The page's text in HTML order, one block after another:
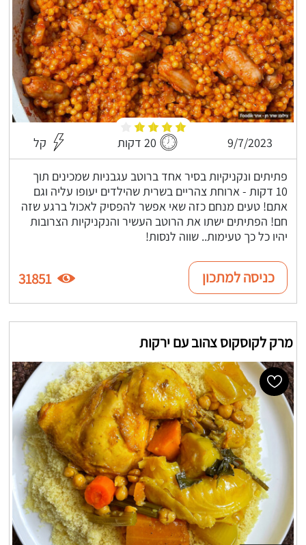
9/7/2023 20 דקות קל
פתיתים ונקניקיות בסיר אחד ברוטב עגבניות שמכינים תוך
10 דקות - ארוחת צהריים בשרית שהילדים יעופו עליה וגם
אתם! טעים מנחם כזה שאי אפשר להפסיק לאכול ברגע שזה
חם! הפתיתים ישתו את הרוטב העשיר והנקניקיות הצרובות
יהיו כל כך טעימות.. שווה לנסות!
כניסה למתכון 31851
מרק לקוסקוס צהוב עם ירקות